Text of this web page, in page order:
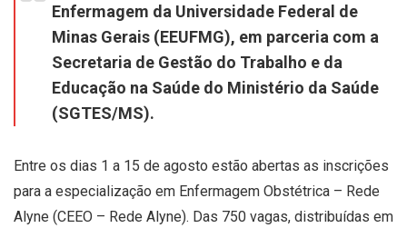
Enfermagem da Universidade Federal de
Minas Gerais (EEUFMG), em parceria com a
Secretaria de Gestão do Trabalho e da
Educação na Saúde do Ministério da Saúde
(SGTES/MS).
Entre os dias 1 a 15 de agosto estão abertas as inscrições
para a especialização em Enfermagem Obstétrica – Rede
Alyne (CEEO – Rede Alyne). Das 750 vagas, distribuídas em